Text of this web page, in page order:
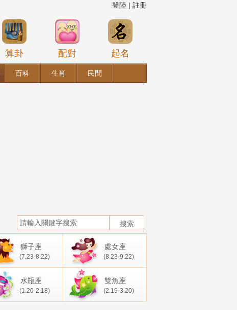
登陸 | 註冊
算卦 配對 起名
百科 生肖 民間
獅子座
(7.23-8.22)
處女座
(8.23-9.22)
水瓶座
(1.20-2.18)
雙魚座
(2.19-3.20)